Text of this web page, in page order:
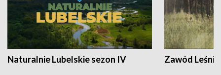
Naturalnie Lubelskie sezon IV Zawód Leśnik